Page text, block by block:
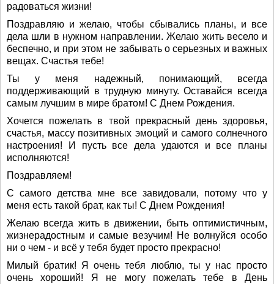
радоваться жизни!
Поздравляю и желаю, чтобы сбывались планы, и все
дела шли в нужном направлении. Желаю жить весело и
беспечно, и при этом не забывать о серьезных и важных
вещах. Счастья тебе!
Ты у меня надежный, понимающий, всегда
поддерживающий в трудную минуту. Оставайся всегда
самым лучшим в мире братом! С Днем Рождения.
Хочется пожелать в твой прекрасный день здоровья,
счастья, массу позитивных эмоций и самого солнечного
настроения! И пусть все дела удаются и все планы
исполняются!
Поздравляем!
С самого детства мне все завидовали, потому что у
меня есть такой брат, как ты! С Днем Рождения!
Желаю всегда жить в движении, быть оптимистичным,
жизнерадостным и самые везучим! Не волнуйся особо
ни о чем - и всё у тебя будет просто прекрасно!
Милый братик! Я очень тебя люблю, ты у нас просто
очень хороший! Я не могу пожелать тебе в День